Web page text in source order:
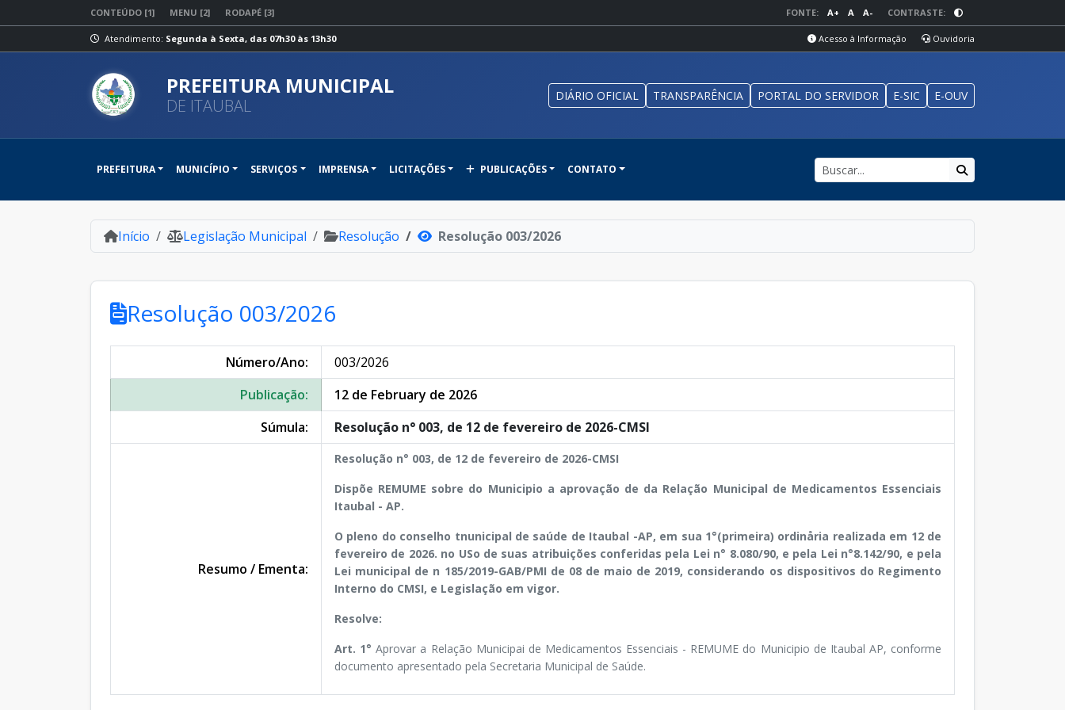
CONTEÚDO [1] MENU [2] RODAPÉ [3] FONTE: A+ A A- CONTRASTE:
Atendimento: Segunda à Sexta, das 07h30 às 13h30 Acesso à Informação Ouvidoria
PREFEITURA MUNICIPAL
DE ITAUBAL DIÁRIO OFICIAL TRANSPARÊNCIA PORTAL DO SERVIDOR E-SIC E-OUV
PREFEITURA MUNICÍPIO SERVIÇOS IMPRENSA LICITAÇÕES PUBLICAÇÕES CONTATO
Início Legislação Municipal Resolução Resolução 003/2026
Resolução 003/2026
Número/Ano:
003/2026
Publicação:
12 de February de 2026
Súmula:
Resolução n° 003, de 12 de fevereiro de 2026-CMSI
Resumo / Ementa:
Resolução n° 003, de 12 de fevereiro de 2026-CMSI
Dispõe REMUME sobre do Municipio a aprovação de da Relação Municipal de Medicamentos Essenciais
Itaubal - AP.
O pleno do conselho tnunicipal de saúde de Itaubal -AP, em sua 1°(primeira) ordinåria realizada em 12 de
fevereiro de 2026. no USo de suas atribuições conferidas pela Lei n° 8.080/90, e pela Lei n°8.142/90, e pela
Lei municipal de n 185/2019-GAB/PMI de 08 de maio de 2019, considerando os dispositivos do Regimento
Interno do CMSI, e Legislação em vigor.
Resolve:
Art. 1°Aprovar a Relação Municipai de Medicamentos Essenciais - REMUME do Municipio de Itaubal AP, conforme
documento apresentado pela Secretaria Municipal de Saúde.